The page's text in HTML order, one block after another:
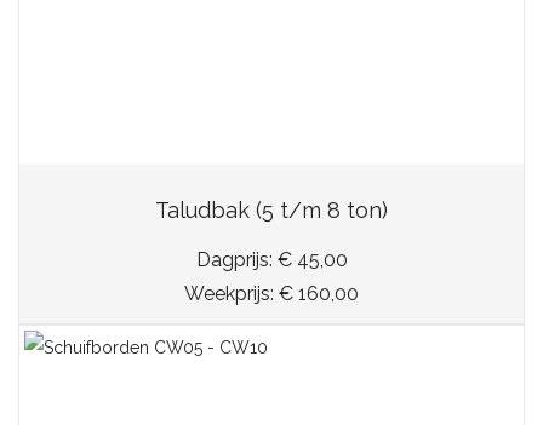
Taludbak (5 t/m 8 ton)
Dagprijs: € 45,00
Weekprijs: € 160,00